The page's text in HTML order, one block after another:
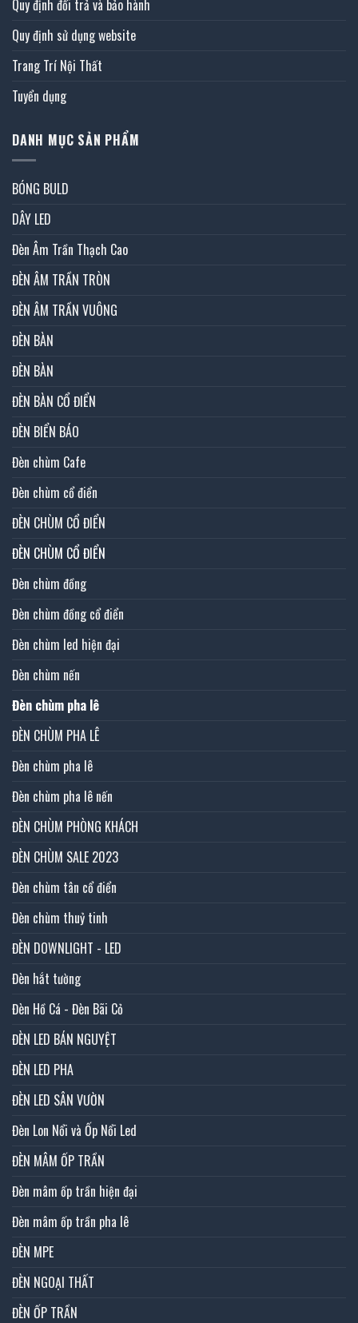
Quy định đổi trả và bảo hành
Quy định sử dụng website
Trang Trí Nội Thất
Tuyển dụng
DANH MỤC SẢN PHẨM
BÓNG BULD
DÂY LED
Đèn Âm Trần Thạch Cao
ĐÈN ÂM TRẦN TRÒN
ĐÈN ÂM TRẦN VUÔNG
ĐÈN BÀN
ĐÈN BÀN
ĐÈN BÀN CỔ ĐIỂN
ĐÈN BIỂN BÁO
Đèn chùm Cafe
Đèn chùm cổ điển
ĐÈN CHÙM CỔ ĐIỂN
ĐÈN CHÙM CỔ ĐIỂN
Đèn chùm đồng
Đèn chùm đồng cổ điển
Đèn chùm led hiện đại
Đèn chùm nến
Đèn chùm pha lê
ĐÈN CHÙM PHA LÊ
Đèn chùm pha lê
Đèn chùm pha lê nến
ĐÈN CHÙM PHÒNG KHÁCH
ĐÈN CHÙM SALE 2023
Đèn chùm tân cổ điển
Đèn chùm thuỷ tinh
ĐÈN DOWNLIGHT - LED
Đèn hắt tường
Đèn Hồ Cá - Đèn Bãi Cỏ
ĐÈN LED BÁN NGUYỆT
ĐÈN LED PHA
ĐÈN LED SÂN VƯỜN
Đèn Lon Nổi và Ốp Nổi Led
ĐÈN MÂM ỐP TRẦN
Đèn mâm ốp trần hiện đại
Đèn mâm ốp trần pha lê
ĐÈN MPE
ĐÈN NGOẠI THẤT
ĐÈN ỐP TRẦN